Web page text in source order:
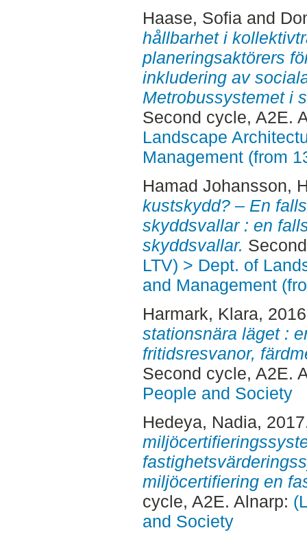
Haase, Sofiaand
hållbarhet i
planeringsaktörers
inkludering av
Metrobussystemet i
Second cycle, A2E.
Landscape
Management (from
Hamad Johansson,
kustskydd? – En
skyddsvallar : en
skyddsvallar.
LTV) > Dept. of
and Management
Harmark, Klara,
stationsnära läget :
fritidsresvanor,
Second cycle, A2E.
People and Society
Hedeya, Nadia,
miljöcertifiering en
cycle, A2E. Alnarp:
and Society